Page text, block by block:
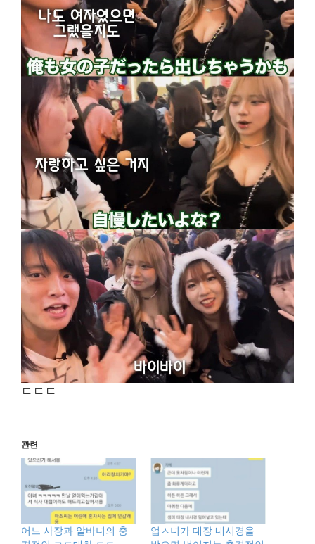
ㄷㄷㄷ
관련
어느 사장과 알바녀의 충
업ㅅ녀가 대장 내시경을